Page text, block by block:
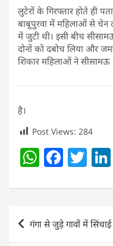
लुटेरों के गिरफ्तार होते ही
बाबूपुरवा में महिलाओं से चेन
में जुटी थी। इसी बीच
दोनों को दबोच लिया और
शिकार महिलाओं ने
है।
Post Views: 284
W
at
s
A
F
c
e
b
T
itt
er
Post
navigation
गंगा से जुड़े गावों में